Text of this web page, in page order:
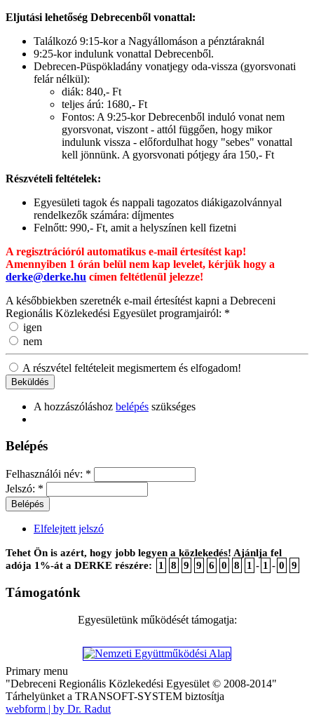
Eljutási lehetőség Debrecenből vonattal:
Találkozó 9:15-kor a Nagyállomáson a pénztáraknál
9:25-kor indulunk vonattal Debrecenből.
Debrecen-Püspökladány vonatjegy oda-vissza (gyorsvonati
felár nélkül):
diák: 840,- Ft
teljes árú: 1680,- Ft
Fontos: A 9:25-kor Debrecenből induló vonat nem
gyorsvonat, viszont - attól függően, hogy mikor
indulunk vissza - előfordulhat hogy "sebes" vonattal
kell jönnünk. A gyorsvonati pótjegy ára 150,- Ft
Részvételi feltételek:
Egyesületi tagok és nappali tagozatos diákigazolvánnyal
rendelkezők számára: díjmentes
Felnőtt: 990,- Ft, amit a helyszínen kell fizetni
A regisztrációról automatikus e-mail értesítést kap!
Amennyiben 1 órán belül nem kap levelet, kérjük hogy a
derke@derke.hu címen feltétlenül jelezze!
A későbbiekben szeretnék e-mail értesítést kapni a Debreceni
Regionális Közlekedési Egyesület programjairól: *
igen
nem
A részvétel feltételeit megismertem és elfogadom!
A hozzászóláshoz belépés szükséges
Belépés
Felhasználói név: *
Jelszó: *
Elfelejtett jelszó
Tehet Ön is azért, hogy jobb legyen a közlekedés! Ajánlja fel
adója 1%-át a DERKE részére:
1 8 9 9 6 0 8 1 - 1 - 0 9
Támogatónk
Egyesületünk működését támogatja:
Primary menu
"Debreceni Regionális Közlekedési Egyesület © 2008-2014"
Tárhelyünket a TRANSOFT-SYSTEM biztosítja
webform | by Dr. Radut